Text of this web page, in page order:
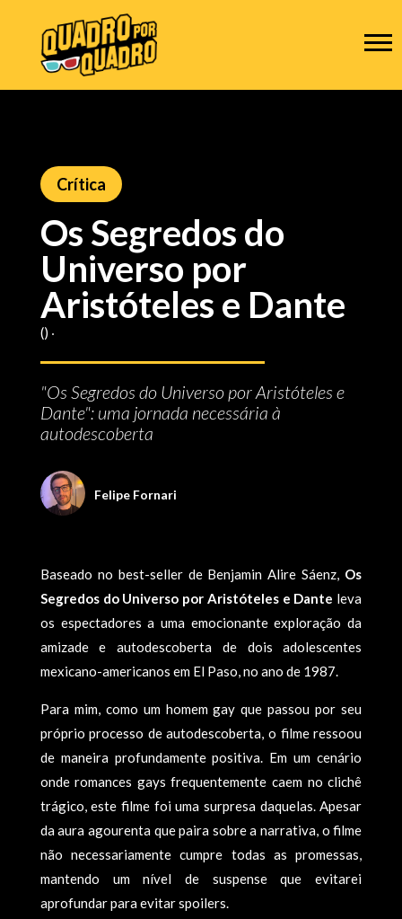
Crítica
Os Segredos do
Universo por
Aristóteles e Dante
() ‧
"Os Segredos do Universo por Aristóteles e
Dante": uma jornada necessária à
autodescoberta
Felipe Fornari
Baseado no best-seller de Benjamin Alire Sáenz, Os
Segredos do Universo por Aristóteles e Dante leva
os espectadores a uma emocionante exploração da
amizade e autodescoberta de dois adolescentes
mexicano-americanos em El Paso, no ano de 1987.
Para mim, como um homem gay que passou por seu
próprio processo de autodescoberta, o filme ressoou
de maneira profundamente positiva. Em um cenário
onde romances gays frequentemente caem no clichê
trágico, este filme foi uma surpresa daquelas. Apesar
da aura agourenta que paira sobre a narrativa, o filme
não necessariamente cumpre todas as promessas,
mantendo um nível de suspense que evitarei
aprofundar para evitar spoilers.